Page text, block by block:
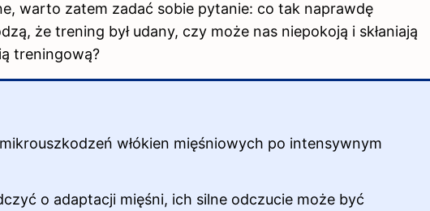
warto zatem zadać sobie pytanie: co tak naprawdę
że trening był udany, czy może nas niepokoją i skłaniają
treningową?
włókien mięśniowych po intensywnym
o adaptacji mięśni, ich silne odczucie może być